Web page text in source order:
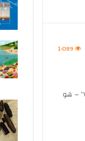
1٬089
برنامج النجمة الخضراء للفنادق “Green Star Hotel” – هو